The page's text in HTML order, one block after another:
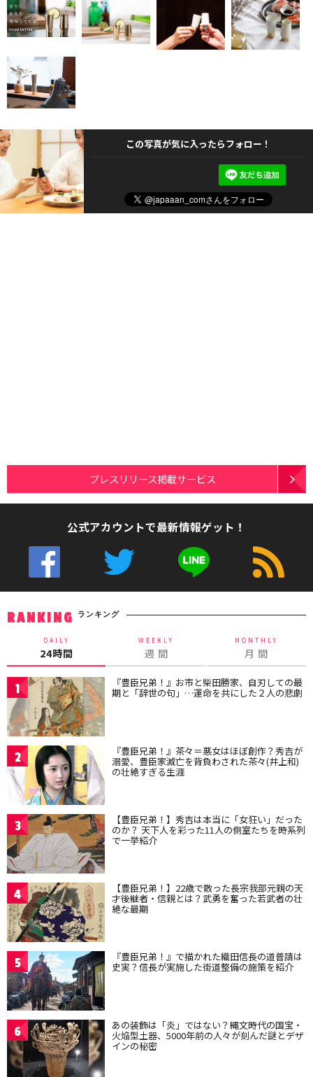
この写真が気に入ったらフォロー！
プレスリリース掲載サービス
公式アカウントで最新情報ゲット！
RANKING ランキング
DAILY
24時間
WEEKLY
週 間
MONTHLY
月 間
1 『豊臣兄弟！』お市と柴田勝家、自刃しての最
期と「辞世の句」…運命を共にした２人の悲劇
2 『豊臣兄弟！』茶々＝悪女はほぼ創作？秀吉が
溺愛、豊臣家滅亡を背負わされた茶々(井上和)
の壮絶すぎる生涯
3 【豊臣兄弟！】秀吉は本当に「女狂い」だった
のか？ 天下人を彩った11人の側室たちを時系列
で一挙紹介
4 【豊臣兄弟！】22歳で散った長宗我部元親の天
才後継者・信親とは？武勇を奮った若武者の壮
絶な最期
5 『豊臣兄弟！』で描かれた織田信長の道普請は
史実？信長が実施した街道整備の施策を紹介
6 あの装飾は「炎」ではない？縄文時代の国宝・
火焔型土器、5000年前の人々が刻んだ謎とデザ
インの秘密